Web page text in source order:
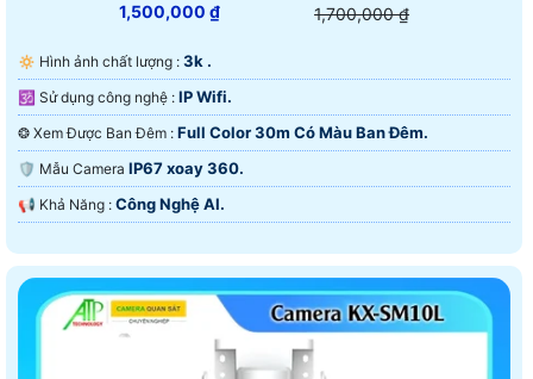
1,500,000 ₫ 1,700,000 ₫
🔅 Hình ảnh chất lượng : 3k .
🕉️ Sử dụng công nghệ : IP Wifi.
❂ Xem Được Ban Đêm : Full Color 30m Có Màu Ban Ðêm.
🛡 Mẫu Camera IP67 xoay 360.
️📢 Khả Năng : Công Nghệ AI.